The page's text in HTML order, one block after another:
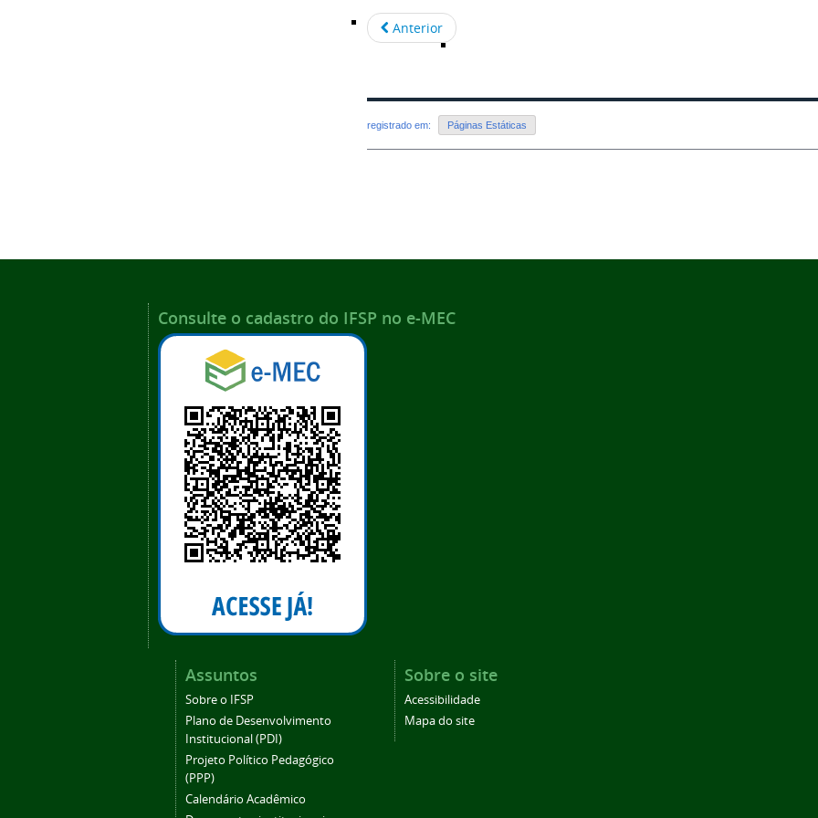
Anterior
registrado em: Páginas Estáticas
Consulte o cadastro do IFSP no e-MEC
Assuntos
Sobre o IFSP
Plano de Desenvolvimento
Institucional (PDI)
Projeto Político Pedagógico
(PPP)
Calendário Acadêmico
Sobre o site
Acessibilidade
Mapa do site